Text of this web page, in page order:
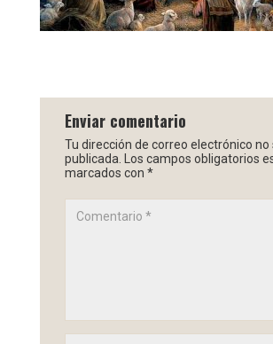
Enviar comentario
Tu dirección de correo electrónico no
publicada.
Los campos obligatorios
marcados con *